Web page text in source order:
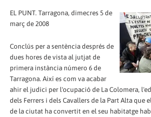
EL PUNT. Tarragona, dimecres 5 de
març de 2008
Conclús per a sentència després de
dues hores de vista al jutjat de
primera instància número 6 de
Tarragona. Així es com va acabar
ahir el judici per l'ocupació de La Colomera,
dels Ferrers i dels Cavallers de la Part Alta que
de la ciutat ha convertit en el seu habitatge